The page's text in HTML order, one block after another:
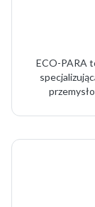
ECO-PARA